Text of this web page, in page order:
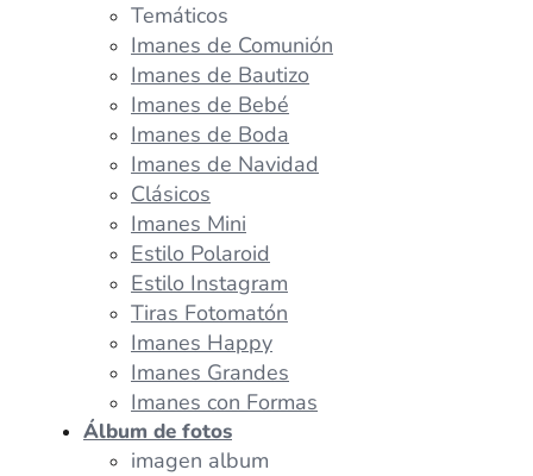
Temáticos
Imanes de Comunión
Imanes de Bautizo
Imanes de Bebé
Imanes de Boda
Imanes de Navidad
Clásicos
Imanes Mini
Estilo Polaroid
Estilo Instagram
Tiras Fotomatón
Imanes Happy
Imanes Grandes
Imanes con Formas
Álbum de fotos
imagen album